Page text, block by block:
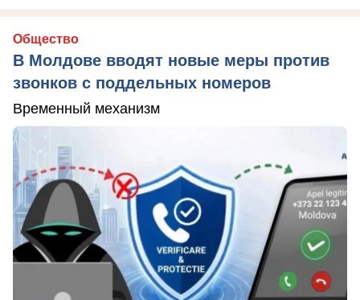
Общество
В Молдове вводят новые меры против
звонков с поддельных номеров
Временный механизм